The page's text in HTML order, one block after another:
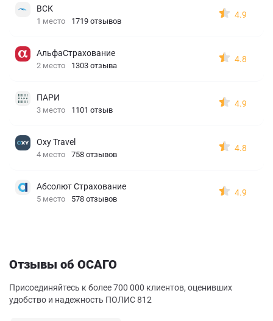
ВСК
1 место 1719 отзывов
4.9
АльфаСтрахование
2 место 1303 отзыва
4.8
ПАРИ
3 место 1101 отзыв
4.9
Oxy Travel
4 место 758 отзывов
4.8
Абсолют Страхование
5 место 578 отзывов
4.9
Отзывы об ОСАГО
Присоединяйтесь к более 700 000 клиентов, оценивших
удобство и надежность ПОЛИС 812